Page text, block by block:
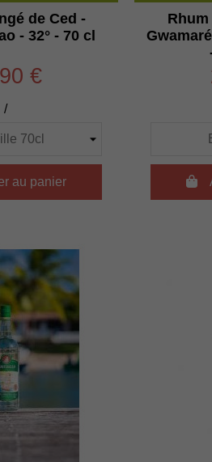
de Ced -
- 32° - 70 cl
€
/
au panier